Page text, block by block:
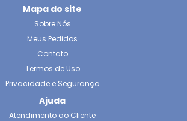
Mapa do site
Sobre Nós
Meus Pedidos
Contato
Termos de Uso
Privacidade e Segurança
Ajuda
Atendimento ao Cliente